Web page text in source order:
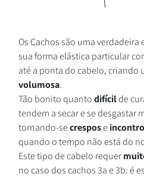
Os Cachos são uma
sua forma elástica particular
até a ponta do cabelo, criando
volumosa.
Tão bonito quantodifícilde
tendem a secar e se desgastar
tornando-secrespose
quando o tempo não está do
Este tipo de cabelo requer
no caso dos cachos 3a e 3b: é